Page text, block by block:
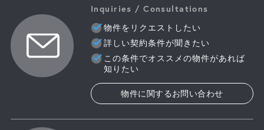
Inquiries / Consultations
物件をリクエストしたい
詳しい契約条件が聞きたい
この条件でオススメの物件があれば
知りたい
物件に関するお問い合わせ